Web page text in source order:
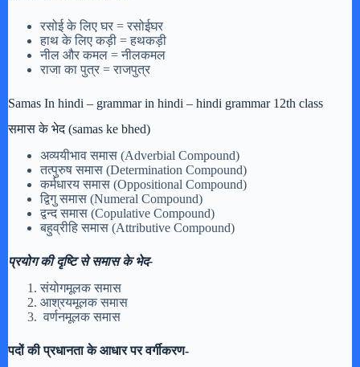
रसोई के लिए घर = रसोईघर
हाथ के लिए कड़ी = हथकड़ी
नील और कमल = नीलकमल
राजा का पुत्र = राजपुत्र
Samas In hindi – grammar in hindi – hindi grammar 12th class
समास के भेद (samas ke bhed)
अव्ययीभाव समास (Adverbial Compound)
तत्पुरुष समास (Determination Compound)
कर्मधारय समास (Oppositional Compound)
द्विगु समास (Numeral Compound)
द्वन्द समास (Copulative Compound)
बहुव्रीहि समास (Attributive Compound)
प्रयोग की दृष्टि से समास के भेद-
संयोगमूलक समास
आश्रयमूलक समास
वर्णनमूलक समास
पदों की प्रधानता के आधार पर वर्गीकरण-